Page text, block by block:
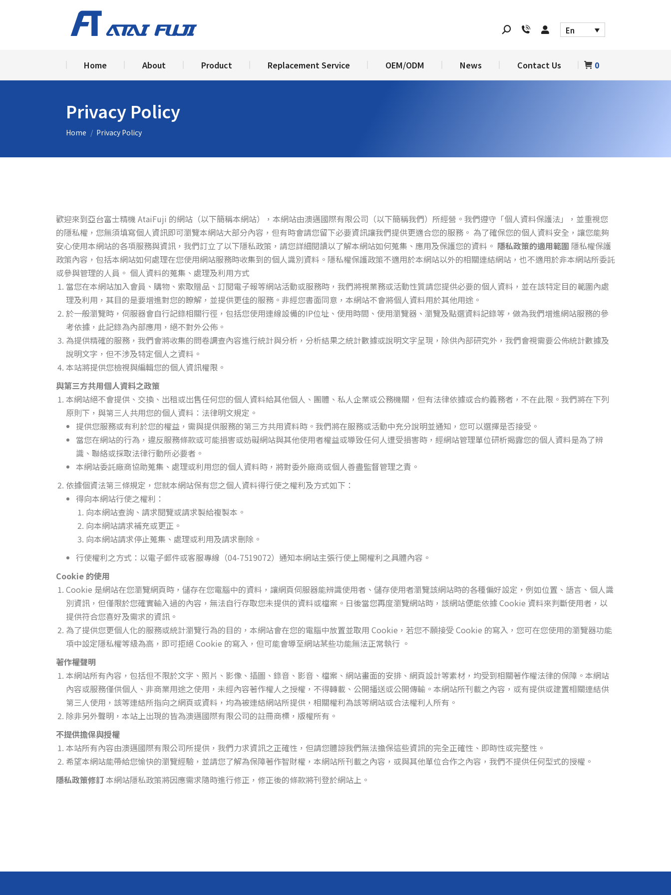
En
Home About Product Replacement Service OEM/ODM News Contact Us 0
Privacy Policy
You are here:
Home Privacy Policy
歡迎來到亞台富士精機 AtaiFuji 的網站（以下簡稱本網站），本網站由澳邁國際有限公司（以下簡稱我們）所經營。我們遵守「個人資料保護法」，並重視您
的隱私權，您無須填寫個人資訊即可瀏覽本網站大部分內容，但有時會請您留下必要資訊讓我們提供更適合您的服務。 為了確保您的個人資料安全，讓您能夠
安心使用本網站的各項服務與資訊，我們訂立了以下隱私政策，請您詳細閱讀以了解本網站如何蒐集、應用及保護您的資料。 隱私政策的適用範圍 隱私權保護
政策內容，包括本網站如何處理在您使用網站服務時收集到的個人識別資料。隱私權保護政策不適用於本網站以外的相關連結網站，也不適用於非本網站所委託
或參與管理的人員。 個人資料的蒐集、處理及利用方式
當您在本網站加入會員、購物、索取贈品、訂閱電子報等網站活動或服務時，我們將視業務或活動性質請您提供必要的個人資料，並在該特定目的範圍內處
理及利用，其目的是要增進對您的瞭解，並提供更佳的服務。非經您書面同意，本網站不會將個人資料用於其他用途。
於一般瀏覽時，伺服器會自行記錄相關行徑，包括您使用連線設備的IP位址、使用時間、使用瀏覽器、瀏覽及點選資料記錄等，做為我們增進網站服務的參
考依據，此記錄為內部應用，絕不對外公佈。
為提供精確的服務，我們會將收集的問卷調查內容進行統計與分析，分析結果之統計數據或說明文字呈現，除供內部研究外，我們會視需要公佈統計數據及
說明文字，但不涉及特定個人之資料。
本站將提供您檢視與編輯您的個人資訊權限。
與第三方共用個人資料之政策
本網站絕不會提供、交換、出租或出售任何您的個人資料給其他個人、團體、私人企業或公務機關，但有法律依據或合約義務者，不在此限。我們將在下列
原則下，與第三人共用您的個人資料：法律明文規定。
提供您服務或有利於您的權益，需與提供服務的第三方共用資料時。我們將在服務或活動中充分說明並通知，您可以選擇是否接受。
當您在網站的行為，違反服務條款或可能損害或妨礙網站與其他使用者權益或導致任何人遭受損害時，經網站管理單位研析揭露您的個人資料是為了辨
識、聯絡或採取法律行動所必要者。
本網站委託廠商協助蒐集、處理或利用您的個人資料時，將對委外廠商或個人善盡監督管理之責。
依據個資法第三條規定，您就本網站保有您之個人資料得行使之權利及方式如下：
得向本網站行使之權利：
向本網站查詢、請求閱覽或請求製給複製本。
向本網站請求補充或更正。
向本網站請求停止蒐集、處理或利用及請求刪除。
行使權利之方式：以電子郵件或客服專線（04-7519072）通知本網站主張行使上開權利之具體內容。
Cookie 的使用
Cookie 是網站在您瀏覽網頁時，儲存在您電腦中的資料，讓網頁伺服器能辨識使用者、儲存使用者瀏覽該網站時的各種偏好設定，例如位置、語言、個人識
別資訊，但僅限於您確實輸入過的內容，無法自行存取您未提供的資料或檔案。日後當您再度瀏覽網站時，該網站便能依據 Cookie 資料來判斷使用者，以
提供符合您喜好及需求的資訊。
為了提供您更個人化的服務或統計瀏覽行為的目的，本網站會在您的電腦中放置並取用 Cookie，若您不願接受 Cookie 的寫入，您可在您使用的瀏覽器功能
項中設定隱私權等級為高，即可拒絕 Cookie 的寫入，但可能會導至網站某些功能無法正常執行 。
著作權聲明
本網站所有內容，包括但不限於文字、照片、影像、插圖、錄音、影音、檔案、網站畫面的安排、網頁設計等素材，均受到相關著作權法律的保障。本網站
內容或服務僅供個人、非商業用途之使用，未經內容著作權人之授權，不得轉載、公開播送或公開傳輸。本網站所刊載之內容，或有提供或建置相關連結供
第三人使用，該等連結所指向之網頁或資料，均為被連結網站所提供，相關權利為該等網站或合法權利人所有。
除非另外聲明，本站上出現的皆為澳邁國際有限公司的註冊商標，版權所有。
不提供擔保與授權
本站所有內容由澳邁國際有限公司所提供，我們力求資訊之正確性，但請您體諒我們無法擔保這些資訊的完全正確性、即時性或完整性。
希望本網站能帶給您愉快的瀏覽經驗，並請您了解為保障著作智財權，本網站所刊載之內容，或與其他單位合作之內容，我們不提供任何型式的授權。
隱私政策修訂本網站隱私政策將因應需求隨時進行修正，修正後的條款將刊登於網站上。